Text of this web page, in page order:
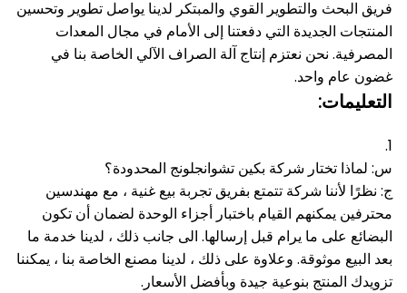
فريق البحث والتطوير القوي والمبتكر لدينا يواصل تطوير وتحسين
المنتجات الجديدة التي دفعتنا إلى الأمام في مجال المعدات
المصرفية. نحن نعتزم إنتاج آلة الصراف الآلي الخاصة بنا في
غضون عام واحد.
التعليمات:
1.
س: لماذا تختار شركة بكين تشوانجلونج المحدودة؟
ج: نظرًا لأننا شركة تتمتع بفريق تجربة بيع غنية ، مع مهندسين
محترفين يمكنهم القيام باختبار أجزاء الوحدة لضمان أن تكون
البضائع على ما يرام قبل إرسالها. الى جانب ذلك ، لدينا خدمة ما
بعد البيع موثوقة. وعلاوة على ذلك ، لدينا مصنع الخاصة بنا ، يمكننا
تزويدك المنتج بنوعية جيدة وبأفضل الأسعار.